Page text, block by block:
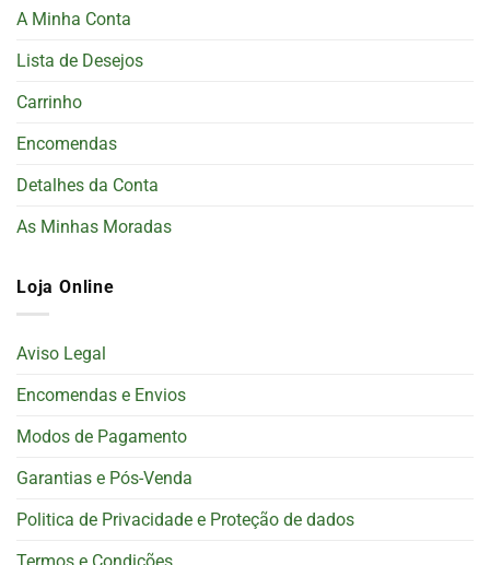
A Minha Conta
Lista de Desejos
Carrinho
Encomendas
Detalhes da Conta
As Minhas Moradas
Loja Online
Aviso Legal
Encomendas e Envios
Modos de Pagamento
Garantias e Pós-Venda
Politica de Privacidade e Proteção de dados
Termos e Condições